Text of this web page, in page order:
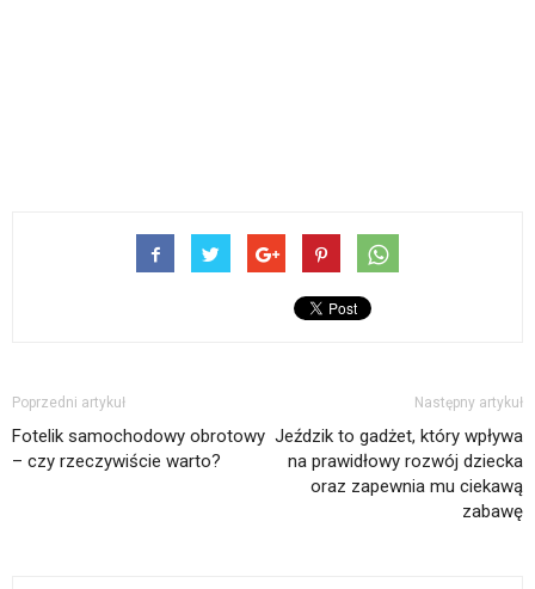
Poprzedni artykuł
Fotelik samochodowy obrotowy
– czy rzeczywiście warto?
Następny artykuł
Jeździk to gadżet, który wpływa
na prawidłowy rozwój dziecka
oraz zapewnia mu ciekawą
zabawę